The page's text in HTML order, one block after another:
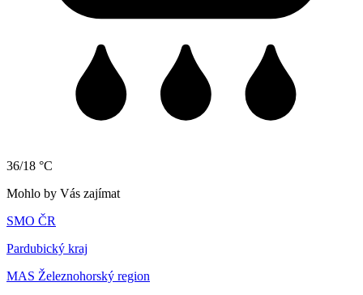
36/18 °C
Mohlo by Vás zajímat
SMO ČR
Pardubický kraj
MAS Železnohorský region